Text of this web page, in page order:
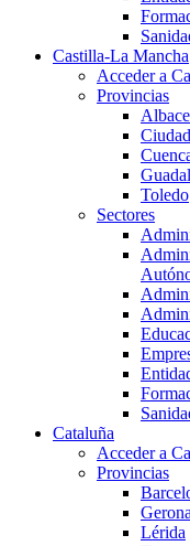
Castilla-La Mancha
Acceder a
Provincias
Toledo
Sectores
Cataluña
Acceder a
Provincias
Gerona
Lérida